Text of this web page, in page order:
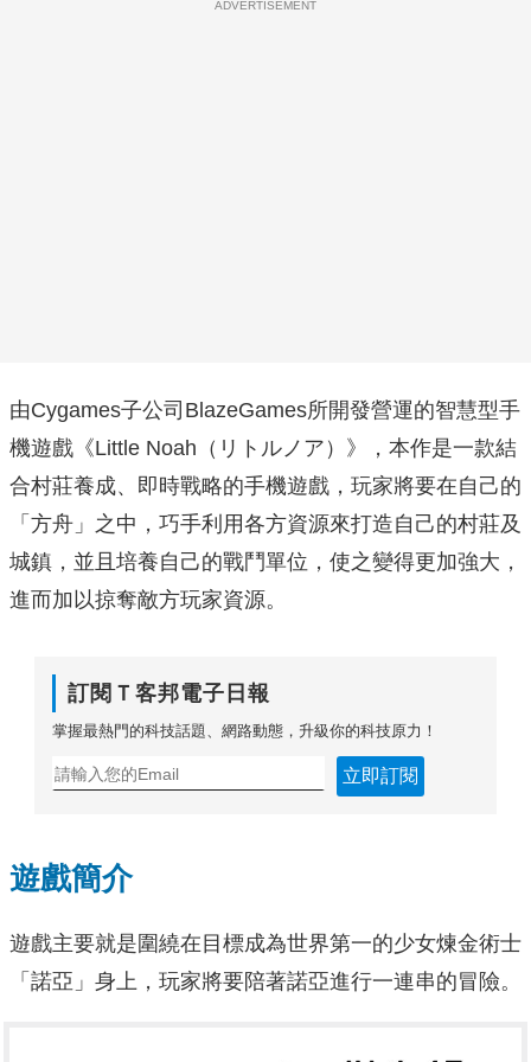
ADVERTISEMENT
由Cygames子公司BlazeGames所開發營運的智慧型手
機遊戲《Little Noah（リトルノア）》，本作是一款結
合村莊養成、即時戰略的手機遊戲，玩家將要在自己的
「方舟」之中，巧手利用各方資源來打造自己的村莊及
城鎮，並且培養自己的戰鬥單位，使之變得更加強大，
進而加以掠奪敵方玩家資源。
訂閱Ｔ客邦電子日報
掌握最熱門的科技話題、網路動態，升級你的科技原力！
立即訂閱
遊戲簡介
遊戲主要就是圍繞在目標成為世界第一的少女煉金術士
「諾亞」身上，玩家將要陪著諾亞進行一連串的冒險。